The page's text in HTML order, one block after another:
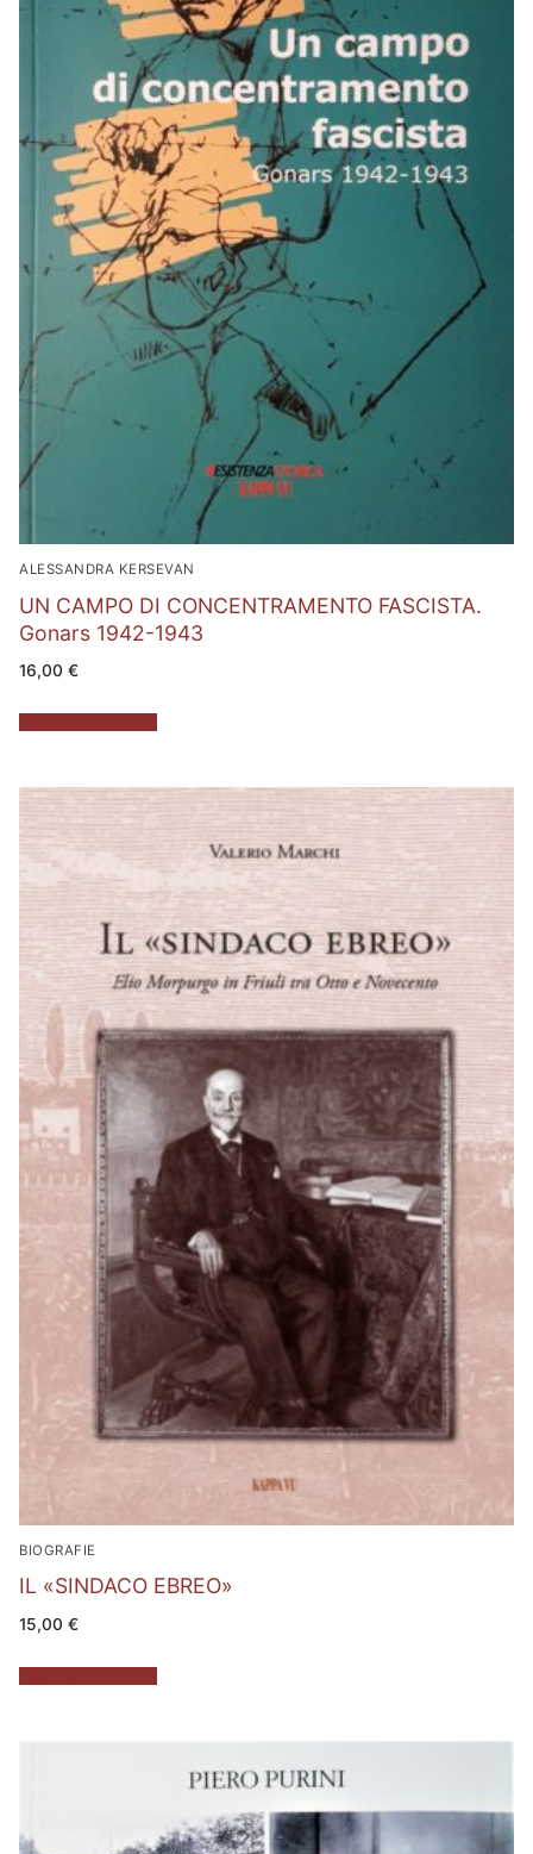
ALESSANDRA KERSEVAN
UN CAMPO DI CONCENTRAMENTO FASCISTA.
Gonars 1942-1943
16,00 €
BIOGRAFIE
IL «SINDACO EBREO»
15,00 €